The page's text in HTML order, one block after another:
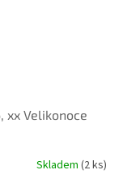
xx Velikonoce
Skladem (2 ks)